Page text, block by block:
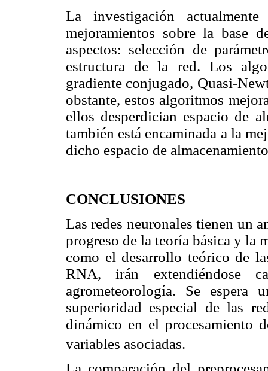
La investigación
mejoramientos sobre la base
aspectos: selección de
estructura de la red. Los
gradiente conjugado, Quasi-
obstante, estos algoritmos
ellos desperdician espacio de
también está encaminada a la
dicho espacio de
CONCLUSIONES
Las redes neuronales tienen un
progreso de la teoría básica y la
como el desarrollo teórico de
RNA, irán
agrometeorología. Se
superioridad especial de las
dinámico en el procesamiento
variables asociadas.